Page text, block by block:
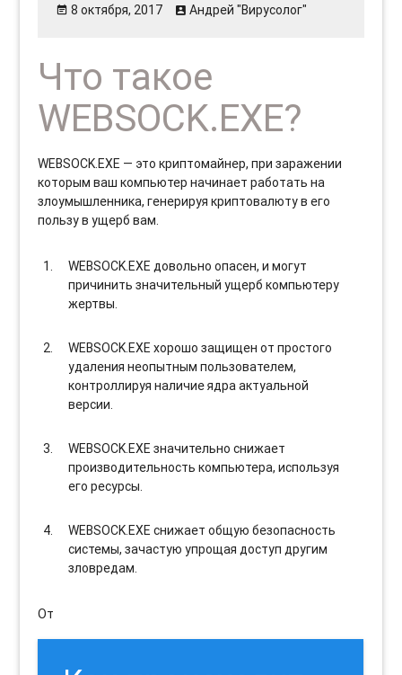
8 октября, 2017
Андрей "Вирусолог"
Что такое
WEBSOCK.EXE?
WEBSOCK.EXE — это криптомайнер, при заражении
которым ваш компьютер начинает работать на
злоумышленника, генерируя криптовалюту в его
пользу в ущерб вам.
WEBSOCK.EXE довольно опасен, и могут
причинить значительный ущерб компьютеру
жертвы.
WEBSOCK.EXE хорошо защищен от простого
удаления неопытным пользователем,
контроллируя наличие ядра актуальной
версии.
WEBSOCK.EXE значительно снижает
производительность компьютера, используя
его ресурсы.
WEBSOCK.EXE снижает общую безопасность
системы, зачастую упрощая доступ другим
зловредам.
От